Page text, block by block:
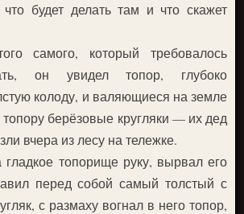
будет делать там и что скажет
самого, который требовалось
он увидел топор, глубоко
колоду, и валяющиеся на земле
берёзовые кругляки — их дед
вчера из лесу на тележке.
гладкое топорище руку, вырвал его
перед собой самый толстый с
с размаху вогнал в него топор,